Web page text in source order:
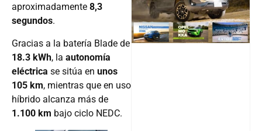
aproximadamente 8,3
segundos.
Gracias a la batería Blade de
18.3 kWh, la autonomía
eléctrica se sitúa en unos
105 km, mientras que en uso
híbrido alcanza más de
1.100 km bajo ciclo NEDC.
Follow